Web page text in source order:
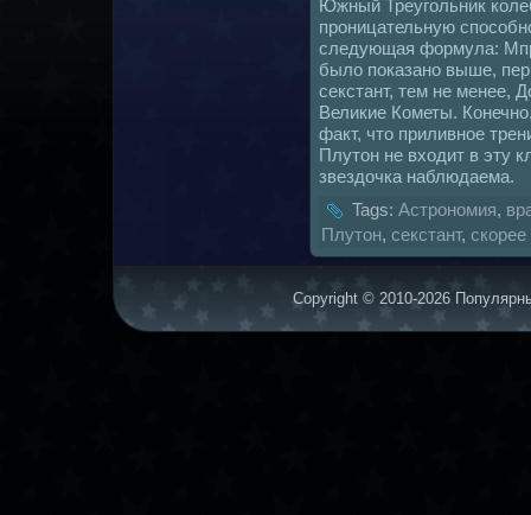
Южный Треугольник
проницательную
следующая формула:
было показано выше,
секстант, тем не менее,
Великие Кометы.
факт, что приливное
Плутон не входит в эту
звездочка нaблюдаема.
Tags: Астрономия,
Плутон, секстант, скoрее
Copyright © 2010-2026